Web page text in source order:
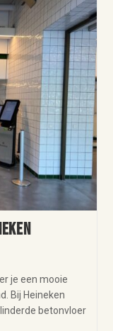
je een mooie
Bij Heineken
betonvloer